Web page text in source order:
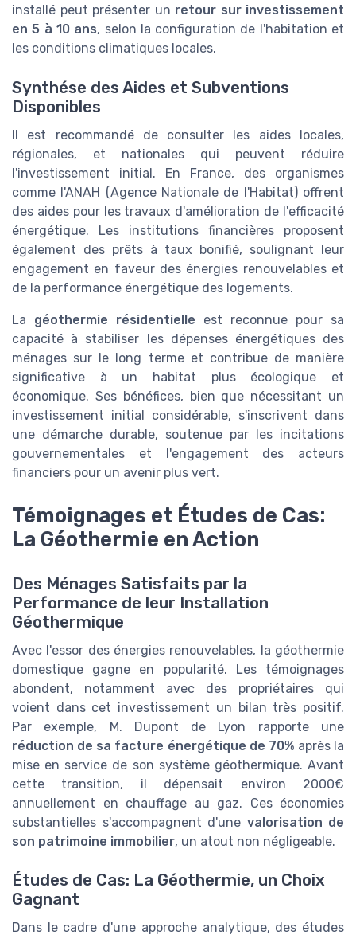
installé peut présenter un retour sur investissement
en 5 à 10 ans, selon la configuration de l'habitation et
les conditions climatiques locales.
Synthése des Aides et Subventions
Disponibles
Il est recommandé de consulter les aides locales,
régionales, et nationales qui peuvent réduire
l'investissement initial. En France, des organismes
comme l'ANAH (Agence Nationale de l'Habitat) offrent
des aides pour les travaux d'amélioration de l'efficacité
énergétique. Les institutions financières proposent
également des prêts à taux bonifié, soulignant leur
engagement en faveur des énergies renouvelables et
de la performance énergétique des logements.
La géothermie résidentielle est reconnue pour sa
capacité à stabiliser les dépenses énergétiques des
ménages sur le long terme et contribue de manière
significative à un habitat plus écologique et
économique. Ses bénéfices, bien que nécessitant un
investissement initial considérable, s'inscrivent dans
une démarche durable, soutenue par les incitations
gouvernementales et l'engagement des acteurs
financiers pour un avenir plus vert.
Témoignages et Études de Cas:
La Géothermie en Action
Des Ménages Satisfaits par la
Performance de leur Installation
Géothermique
Avec l'essor des énergies renouvelables, la géothermie
domestique gagne en popularité. Les témoignages
abondent, notamment avec des propriétaires qui
voient dans cet investissement un bilan très positif.
Par exemple, M. Dupont de Lyon rapporte une
réduction de sa facture énergétique de 70% après la
mise en service de son système géothermique. Avant
cette transition, il dépensait environ 2000€
annuellement en chauffage au gaz. Ces économies
substantielles s'accompagnent d'une valorisation de
son patrimoine immobilier, un atout non négligeable.
Études de Cas: La Géothermie, un Choix
Gagnant
Dans le cadre d'une approche analytique, des études